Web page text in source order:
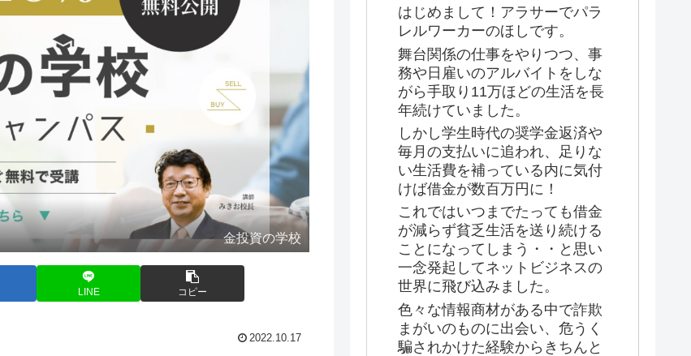
金投資の学校
LINE コピー
2022.10.17
はじめまして！アラサーでパラ
レルワーカーのほしです。
舞台関係の仕事をやりつつ、事
務や日雇いのアルバイトをしな
がら手取り11万ほどの生活を長
年続けていました。
しかし学生時代の奨学金返済や
毎月の支払いに追われ、足りな
い生活費を補っている内に気付
けば借金が数百万円に！
これではいつまでたっても借金
が減らず貧乏生活を送り続ける
ことになってしまう・・と思い
一念発起してネットビジネスの
世界に飛び込みました。
色々な情報商材がある中で詐欺
まがいのものに出会い、危うく
騙されかけた経験からきちんと